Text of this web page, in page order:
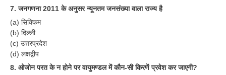
7. जनगणना 2011 के अनुसर न्यूनतम जनसंख्या वाला राज्य है
(a) सिक्किम
(b) दिल्ली
(c) उत्तरप्रदेश
(d) लक्षद्वीप
8. ओजोन परत के न होने पर वायुमण्डल में कौन-सी किरणें प्रवेश कर जाएगी?